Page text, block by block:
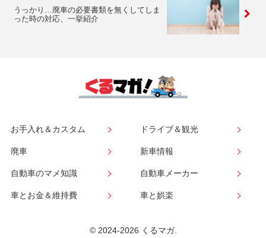
うっかり…廃車の必要書類を無くしてしま
った時の対応、一挙紹介
お手入れ＆カスタム ドライブ＆観光
廃車 新車情報
自動車のマメ知識 自動車メーカー
車とお金＆維持費 車と娯楽
© 2024-2026 くるマガ.